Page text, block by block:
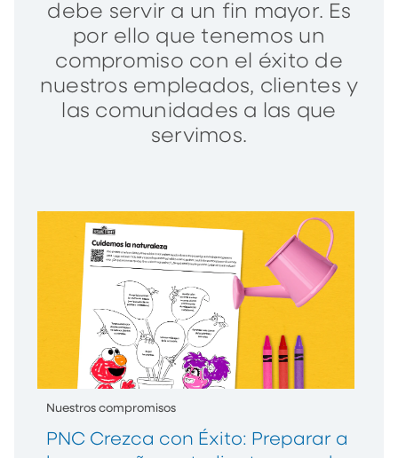
debe servir a un fin mayor. Es
por ello que tenemos un
compromiso con el éxito de
nuestros empleados, clientes y
las comunidades a las que
servimos.
Nuestros compromisos
PNC Crezca con Éxito: Preparar a